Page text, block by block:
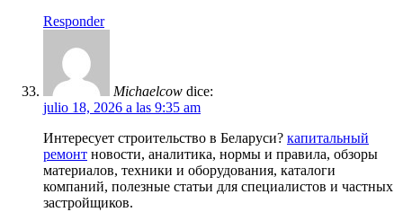
Responder
Michaelcow dice:
julio 18, 2026 a las 9:35 am
Интересует строительство в Беларуси? капитальный
ремонт новости, аналитика, нормы и правила, обзоры
материалов, техники и оборудования, каталоги
компаний, полезные статьи для специалистов и частных
застройщиков.